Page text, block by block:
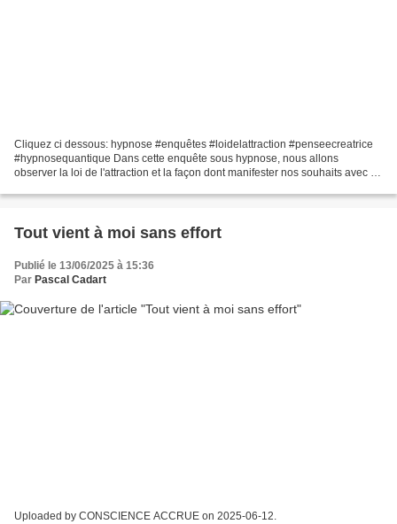
Cliquez ci dessous: hypnose #enquêtes #loidelattraction #penseecreatrice
#hypnosequantique Dans cette enquête sous hypnose, nous allons
observer la loi de l'attraction et la façon dont manifester nos souhaits avec ...
Tout vient à moi sans effort
Publié le 13/06/2025 à 15:36
Par Pascal Cadart
Uploaded by CONSCIENCE ACCRUE on 2025-06-12.